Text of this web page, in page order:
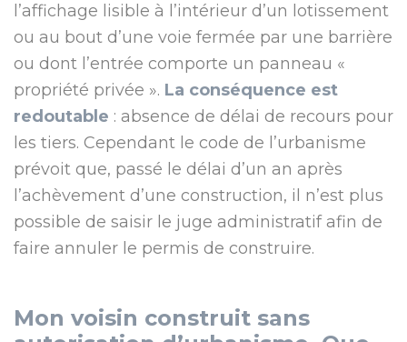
l’affichage lisible à l’intérieur d’un lotissement
ou au bout d’une voie fermée par une barrière
ou dont l’entrée comporte un panneau «
propriété privée ». La conséquence est
redoutable : absence de délai de recours pour
les tiers. Cependant le code de l’urbanisme
prévoit que, passé le délai d’un an après
l’achèvement d’une construction, il n’est plus
possible de saisir le juge administratif afin de
faire annuler le permis de construire.
Mon voisin construit sans